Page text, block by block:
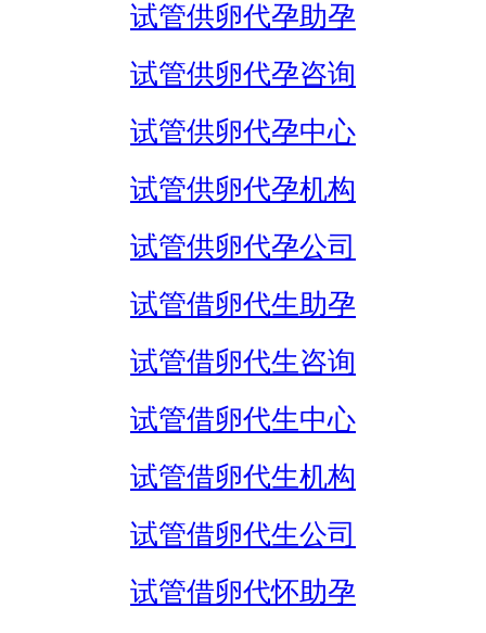
试管供卵代孕助孕
试管供卵代孕咨询
试管供卵代孕中心
试管供卵代孕机构
试管供卵代孕公司
试管借卵代生助孕
试管借卵代生咨询
试管借卵代生中心
试管借卵代生机构
试管借卵代生公司
试管借卵代怀助孕